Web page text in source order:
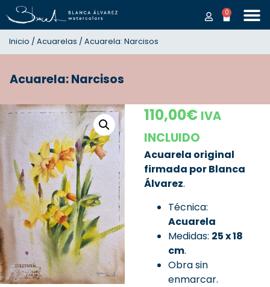
0
Inicio / Acuarelas / Acuarela: Narcisos
Acuarela: Narcisos
110,00€ IVA
INCLUIDO
Acuarela original
firmada por Blanca
Álvarez.
Técnica:
Acuarela
Medidas: 25x 18
cm.
Obra sin
enmarcar.